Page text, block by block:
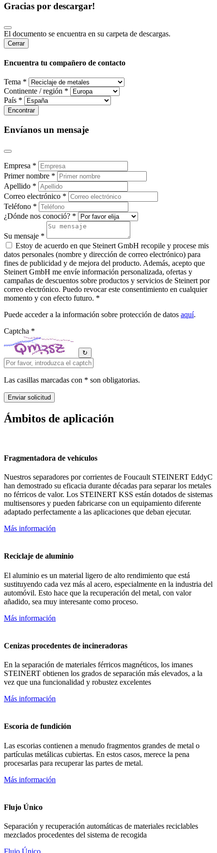
Gracias por descargar!
El documento se encuentra en su carpeta de descargas.
Cerrar
Encuentra tu compañero de contacto
Tema *
Continente / región *
País *
Envíanos un mensaje
Empresa *
Primer nombre *
Apellido *
Correo electrónico *
Teléfono *
¿Dónde nos conoció? *
Su mensaje *
Estoy de acuerdo en que Steinert GmbH recopile y procese mis
datos personales (nombre y dirección de correo electrónico) para
fines de publicidad y de mejora del producto. Además, acepto que
Steinert GmbH me envíe información personalizada, ofertas y
campañas de descuentos sobre productos y servicios de Steinert por
correo electrónico. Puedo revocar este consentimiento en cualquier
momento y con efecto futuro. *
Puede acceder a la información sobre protección de datos aquí.
Captcha *
↻
Las casillas marcadas con * son obligatorias.
Ámbitos de aplicación
Fragmentadora de vehículos
Nuestros separadores por corrientes de Foucault STEINERT EddyC
han demostrado su eficacia durante décadas para separar los metales
no férricos de valor. Los STEINERT KSS están dotados de sistemas
multisensores y pueden fabricarse con un equipamiento diferente
adaptado perfectamente a las aplicaciones que deban ejecutar.
Más información
Reciclaje de aluminio
El aluminio es un material ligero de alto rendimiento que está
sustituyendo cada vez más al acero, especialmente en la industria del
automóvil. Esto hace que la recuperación del metal, con valor
añadido, sea muy interesante como proceso.
Más información
Cenizas procedentes de incineradoras
En la separación de materiales férricos magnéticos, los imanes
STEINERT obtienen los grados de separación más elevados, a la
vez que una funcionalidad y robustez excelentes
Más información
Escoria de fundición
Las escorias contienen a menudo fragmentos grandes de metal o
partículas metálicas cubiertas. En estos casos, merece la pena
procesarlas para recuperar las partes de metal.
Más información
Flujo Único
Separación y recuperación automáticas de materiales reciclables
mezclados procedentes del sistema de recogida